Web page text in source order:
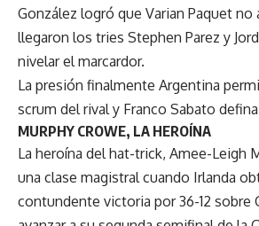
González logró que Varian Paquet no
llegaron los tries Stephen Parez y
nivelar el marcardor.
La presión finalmente Argentina
scrum del rival y Franco Sabato
MURPHY CROWE, LA HEROÍNA
La heroína del hat-trick, Amee-Leigh
una clase magistral cuando Irlanda
contundente victoria por 36-12 sobre